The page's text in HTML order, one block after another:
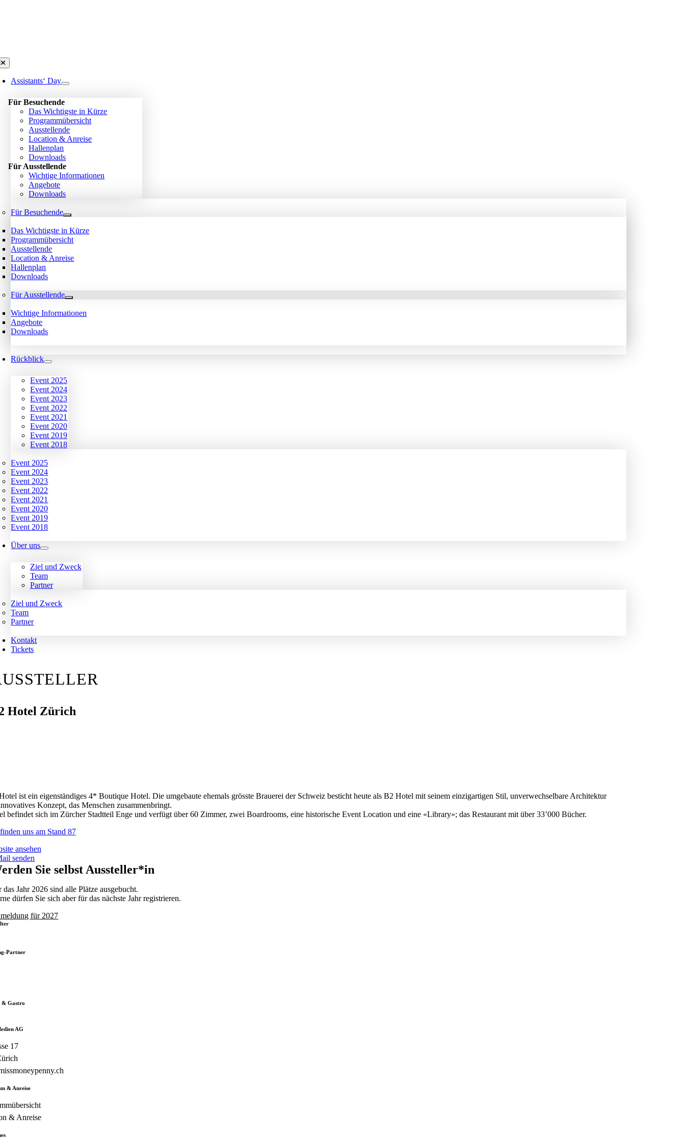
Assistants‘ Day
Für Besuchende
Das Wichtigste in Kürze
Programmübersicht
Ausstellende
Location & Anreise
Hallenplan
Downloads
Für Ausstellende
Wichtige Informationen
Angebote
Downloads
Für Besuchende
Das Wichtigste in Kürze
Programmübersicht
Ausstellende
Location & Anreise
Hallenplan
Downloads
Für Ausstellende
Wichtige Informationen
Angebote
Downloads
Rückblick
Event 2025
Event 2024
Event 2023
Event 2022
Event 2021
Event 2020
Event 2019
Event 2018
Event 2025
Event 2024
Event 2023
Event 2022
Event 2021
Event 2020
Event 2019
Event 2018
Über uns
Ziel und Zweck
Team
Partner
Ziel und Zweck
Team
Partner
Kontakt
Tickets
Hotel Zürich
ist ein eigenständiges 4* Boutique Hotel. Die umgebaute ehemals grösste Brauerei der Schweiz besticht heute als B2 Hotel mit seinem einzigartigen Stil, unverwechselbare Architektur
Konzept, das Menschen zusammenbringt.
befindet sich im Zürcher Stadtteil Enge und verfügt über 60 Zimmer, zwei Boardrooms, eine historische Event Location und eine «Library»; das Restaurant mit über 33’000 Bücher.
uns am Stand 87
ansehen
senden
Sie selbst Aussteller*in
das Jahr 2026 sind alle Plätze ausgebucht.
dürfen Sie sich aber für das nächste Jahr registrieren.
für 2027
Partner
& Gastro
AG
17
& Anreise
& Anreise